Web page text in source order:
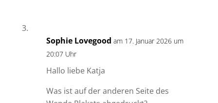
Sophie Lovegood am 17. Januar 2026 um
20:07 Uhr
Hallo liebe Katja
Was ist auf der anderen Seite des